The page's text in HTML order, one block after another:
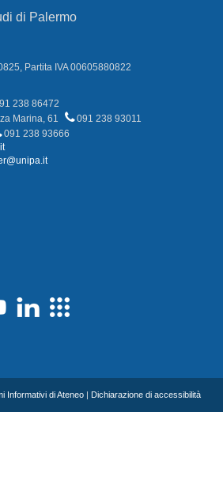
di Palermo
Partita IVA 00605880822
238 86472
Marina, 61
091 238 93011
091 238 93666
Informativi di Ateneo Dichiarazione di accessibilità